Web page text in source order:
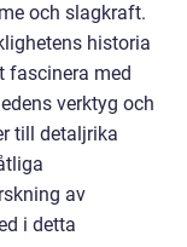
och slagkraft.
historia
fascinera med
verktyg och
till detaljrika
av
i detta